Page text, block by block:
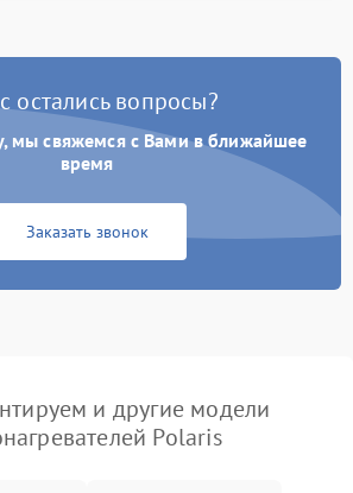
остались вопросы?
мы свяжемся с Вами в ближайшее
время
Заказать звонок
и другие модели
Polaris